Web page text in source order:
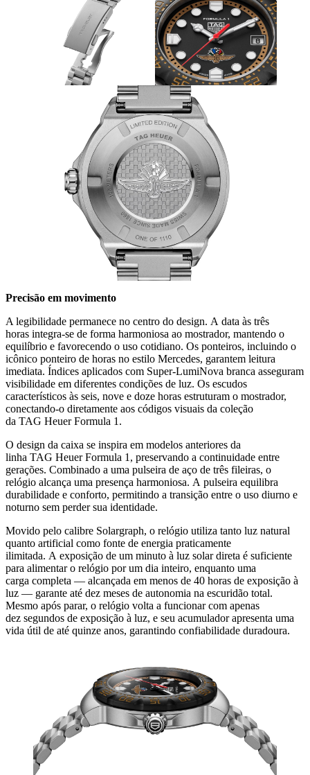
Precisão em movimento
A legibilidade permanece no centro do design. A data às três
horas integra-se de forma harmoniosa ao mostrador, mantendo o
equilíbrio e favorecendo o uso cotidiano. Os ponteiros, incluindo o
icônico ponteiro de horas no estilo Mercedes, garantem leitura
imediata. Índices aplicados com Super-LumiNova branca asseguram
visibilidade em diferentes condições de luz. Os escudos
característicos às seis, nove e doze horas estruturam o mostrador,
conectando-o diretamente aos códigos visuais da coleção
da TAG Heuer Formula 1.
O design da caixa se inspira em modelos anteriores da
linha TAG Heuer Formula 1, preservando a continuidade entre
gerações. Combinado a uma pulseira de aço de três fileiras, o
relógio alcança uma presença harmoniosa. A pulseira equilibra
durabilidade e conforto, permitindo a transição entre o uso diurno e
noturno sem perder sua identidade.
Movido pelo calibre Solargraph, o relógio utiliza tanto luz natural
quanto artificial como fonte de energia praticamente
ilimitada. A exposição de um minuto à luz solar direta é suficiente
para alimentar o relógio por um dia inteiro, enquanto uma
carga completa — alcançada em menos de 40 horas de exposição à
luz — garante até dez meses de autonomia na escuridão total.
Mesmo após parar, o relógio volta a funcionar com apenas
dez segundos de exposição à luz, e seu acumulador apresenta uma
vida útil de até quinze anos, garantindo confiabilidade duradoura.